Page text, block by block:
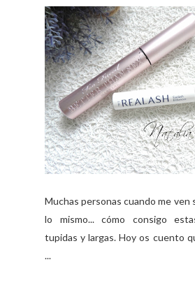
Muchas personas cuando me ven
lo mismo... cómo consigo
tupidas y largas. Hoy os cuento
...